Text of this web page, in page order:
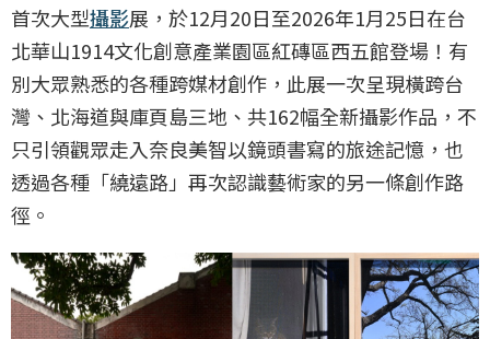
首次大型攝影展，於12月20日至2026年1月25日在台
北華山1914文化創意產業園區紅磚區西五館登場！有
別大眾熟悉的各種跨媒材創作，此展一次呈現橫跨台
灣、北海道與庫頁島三地、共162幅全新攝影作品，不
只引領觀眾走入奈良美智以鏡頭書寫的旅途記憶，也
透過各種「繞遠路」再次認識藝術家的另一條創作路
徑。